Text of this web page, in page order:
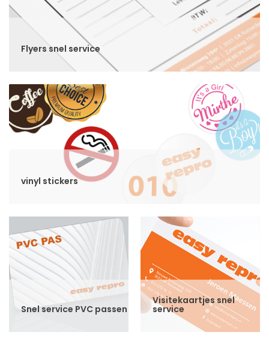
Flyers snel service
vinyl stickers
Snel service PVC passen
Visitekaartjes snel
service